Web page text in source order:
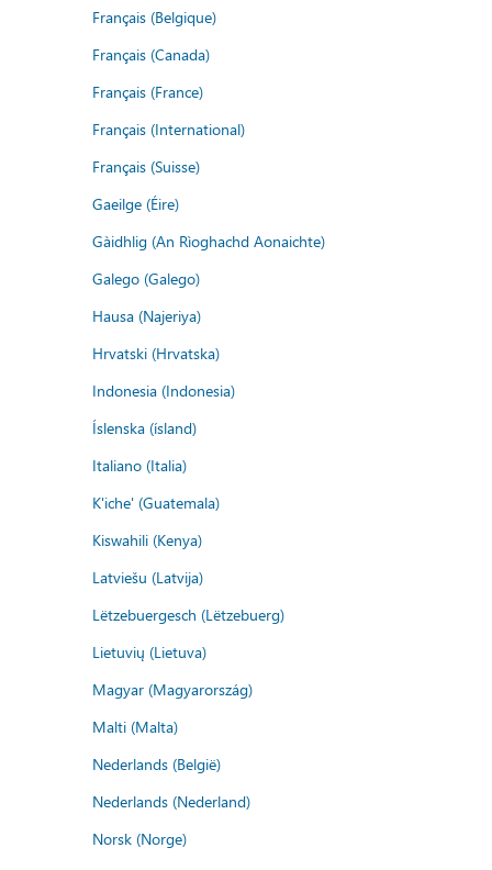
Français (Belgique)
Français (Canada)
Français (France)
Français (International)
Français (Suisse)
Gaeilge (Éire)
Gàidhlig (An Rìoghachd Aonaichte)
Galego (Galego)
Hausa (Najeriya)
Hrvatski (Hrvatska)
Indonesia (Indonesia)
Íslenska (ísland)
Italiano (Italia)
K'iche' (Guatemala)
Kiswahili (Kenya)
Latviešu (Latvija)
Lëtzebuergesch (Lëtzebuerg)
Lietuvių (Lietuva)
Magyar (Magyarország)
Malti (Malta)
Nederlands (België)
Nederlands (Nederland)
Norsk (Norge)